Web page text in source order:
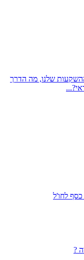
שלנו, מה הדרך
לחו'ל
?